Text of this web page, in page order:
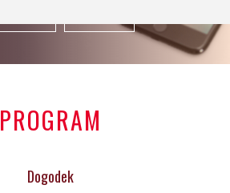
PROGRAM
Dogodek